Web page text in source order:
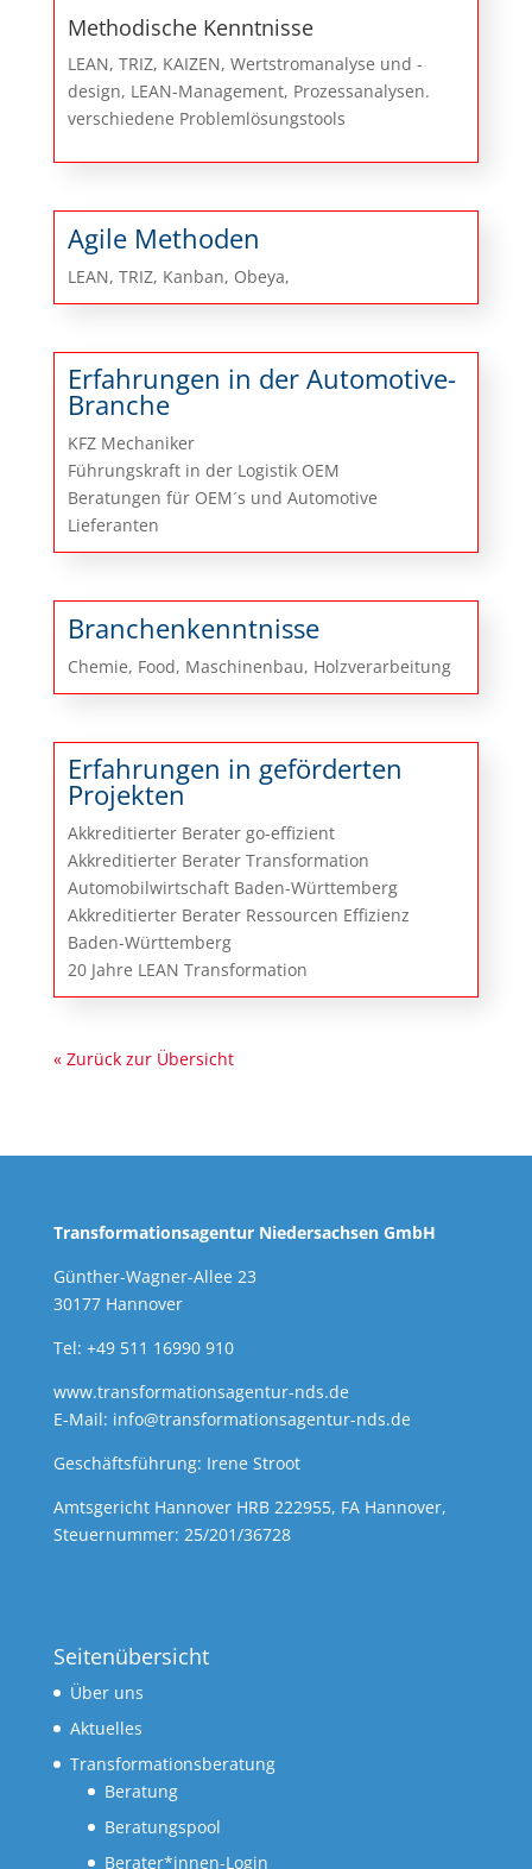
Methodische Kenntnisse
LEAN, TRIZ, KAIZEN, Wertstromanalyse und -
design, LEAN-Management, Prozessanalysen.
verschiedene Problemlösungstools
Agile Methoden
LEAN, TRIZ, Kanban, Obeya,
Erfahrungen in der Automotive-
Branche
KFZ Mechaniker
Führungskraft in der Logistik OEM
Beratungen für OEM´s und Automotive
Lieferanten
Branchenkenntnisse
Chemie, Food, Maschinenbau, Holzverarbeitung
Erfahrungen in geförderten
Projekten
Akkreditierter Berater go-effizient
Akkreditierter Berater Transformation
Automobilwirtschaft Baden-Württemberg
Akkreditierter Berater Ressourcen Effizienz
Baden-Württemberg
20 Jahre LEAN Transformation
« Zurück zur Übersicht
Transformationsagentur Niedersachsen GmbH
Günther-Wagner-Allee 23
30177 Hannover
Tel: +49 511 16990 910
www.transformationsagentur-nds.de
E-Mail: info@transformationsagentur-nds.de
Geschäftsführung: Irene Stroot
Amtsgericht Hannover HRB 222955, FA Hannover,
Steuernummer: 25/201/36728
Seitenübersicht
Über uns
Aktuelles
Transformationsberatung
Beratung
Beratungspool
Berater*innen-Login